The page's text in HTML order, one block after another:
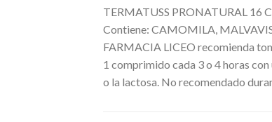
TERMATUSS PRONATURAL 16
Contiene: CAMOMILA,
FARMACIA LICEO recomienda
1 comprimido cada 3 o 4 horas
o la lactosa. No recomendado